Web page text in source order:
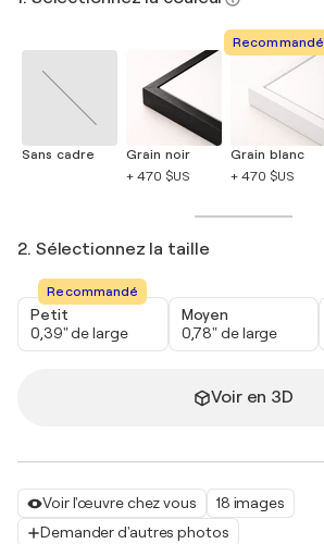
Voir l'œuvre chez vous
18 images
Demander d'autres photos
Sans cadre
Grain noir
+ 470 $US
Recommandé
Grain blanc
+ 470 $US
2. Sélectionnez la taille
Recommandé
Petit
0,39" de large
Moyen
0,78" de large
Voir en 3D